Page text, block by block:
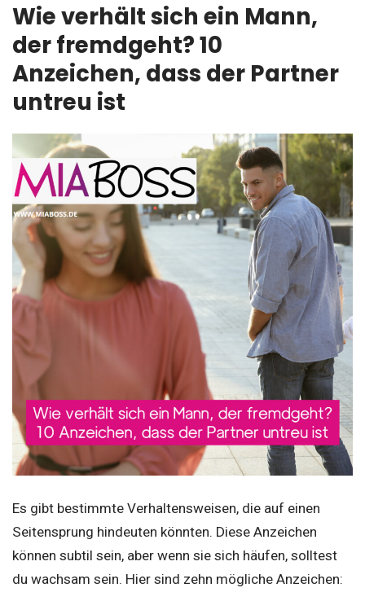
Wie verhält sich ein Mann,
der fremdgeht? 10
Anzeichen, dass der Partner
untreu ist
Es gibt bestimmte Verhaltensweisen, die auf einen
Seitensprung hindeuten könnten. Diese Anzeichen
können subtil sein, aber wenn sie sich häufen, solltest
du wachsam sein. Hier sind zehn mögliche Anzeichen: